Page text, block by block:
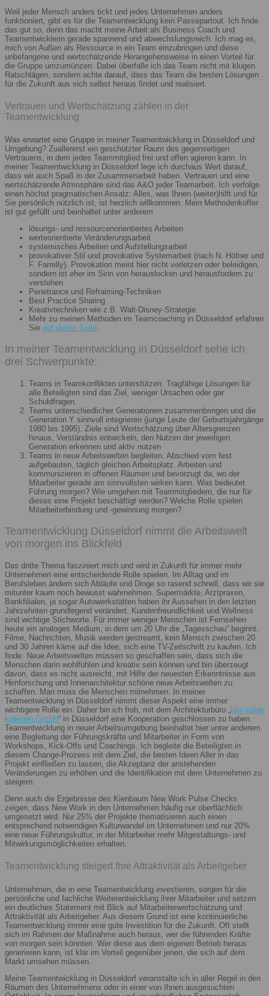
Weil jeder Mensch anders tickt und jedes Unternehmen anders
funktioniert, gibt es für die Teamentwicklung kein Passepartout. Ich finde
das gut so, denn das macht meine Arbeit als Business Coach und
Teamentwicklerin gerade spannend und abwechslungsreich. Ich mag es,
mich von Außen als Ressource in ein Team einzubringen und diese
unbefangene und wertschätzende Herangehensweise in einen Vorteil für
die Gruppe umzumünzen. Dabei überfalle ich das Team nicht mit klugen
Ratschlägen, sondern achte darauf, dass das Team die besten Lösungen
für die Zukunft aus sich selbst heraus findet und realisiert.
Vertrauen und Wertschätzung zählen in der
Teamentwicklung
Was erwartet eine Gruppe in meiner Teamentwicklung in Düsseldorf und
Umgebung? Zuallererst ein geschützter Raum des gegenseitigen
Vertrauens, in dem jedes Teammitglied frei und offen agieren kann. In
meiner Teamentwicklung in Düsseldorf lege ich durchaus Wert darauf,
dass wir auch Spaß in der Zusammenarbeit haben. Vertrauen und eine
wertschätzende Atmosphäre sind das A&O jeder Teamarbeit. Ich verfolge
einen höchst pragmatischen Ansatz: Alles, was Ihnen (weiter)hilft und für
Sie persönlich nützlich ist, ist herzlich willkommen. Mein Methodenkoffer
ist gut gefüllt und beinhaltet unter anderem
lösungs- und ressourcenorientiertes Arbeiten
werteorientierte Veränderungsarbeit
systemisches Arbeiten und Aufstellungsarbeit
provokativer Stil und provokative Systemarbeit (nach N. Höfner und
F. Farrelly). Provokation meint hier nicht verletzen oder beleidigen,
sondern ist eher im Sinn von herauslocken und herausfordern zu
verstehen
Penetrance und Refraiming-Techniken
Best Practice Sharing
Kreativtechniken wie z.B. Walt-Disney-Strategie
Mehr zu meinen Methoden im Teamcoaching in Düsseldorf erfahren
Sie auf dieser Seite.
In meiner Teamentwicklung in Düsseldorf sehe ich
drei Schwerpunkte:
Teams in Teamkonflikten unterstützen. Tragfähige Lösungen für
alle Beteiligten sind das Ziel, weniger Ursachen oder gar
Schuldfragen.
Teams unterschiedlicher Generationen zusammenbringen und die
Generation Y sinnvoll integrieren (junge Leute der Geburtsjahrgänge
1980 bis 1995). Ziele sind Wertschätzung über Altersgrenzen
hinaus, Verständnis entwickeln, den Nutzen der jeweiligen
Generation erkennen und aktiv nutzen
Teams in neue Arbeitswelten begleiten. Abschied vom fest
aufgebauten, täglich gleichen Arbeitsplatz. Arbeiten und
kommunizieren in offenen Räumen und bevorzugt da, wo der
Mitarbeiter gerade am sinnvollsten wirken kann. Was bedeutet
Führung morgen? Wie umgehen mit Teammitgliedern, die nur für
dieses eine Projekt beschäftigt werden? Welche Rolle spielen
Mitarbeiterbindung und -gewinnung morgen?
Teamentwicklung Düsseldorf nimmt die Arbeitswelt
von morgen ins Blickfeld
Das dritte Thema fasziniert mich und wird in Zukunft für immer mehr
Unternehmen eine entscheidende Rolle spielen. Im Alltag und im
Berufsleben ändern sich Abläufe und Dinge so rasend schnell, dass wir sie
mitunter kaum noch bewusst wahrnehmen. Supermärkte, Arztpraxen,
Bankfilialen, ja sogar Autowerkstätten haben ihr Aussehen in den letzten
Jahrzehnten grundlegend verändert. Kundenfreundlichkeit und Wellness
sind wichtige Stichworte. Für immer weniger Menschen ist Fernsehen
heute ein analoges Medium, in dem um 20 Uhr die „Tagesschau“ beginnt.
Filme, Nachrichten, Musik werden gestreamt, kein Mensch zwischen 20
und 30 Jahren käme auf die Idee, sich eine TV-Zeitschrift zu kaufen. Ich
finde: Neue Arbeitswelten müssen so geschaffen sein, dass sich die
Menschen darin wohlfühlen und kreativ sein können und bin überzeugt
davon, dass es nicht ausreicht, mit Hilfe der neuesten Erkenntnisse aus
Hirnforschung und Innenarchitektur schöne neue Arbeitswelten zu
schaffen. Man muss die Menschen mitnehmen. In meiner
Teamentwicklung in Düsseldorf nimmt dieser Aspekt eine immer
wichtigere Rolle ein. Daher bin ich froh, mit dem Architekturbüro „bkp kolde
kollegen GmbH“ in Düsseldorf eine Kooperation geschlossen zu haben.
Teamentwicklung in neuer Arbeitsumgebung beinhaltet hier unter anderem
eine Begleitung der Führungskräfte und Mitarbeiter in Form von
Workshops, Kick-Offs und Coachings. Ich begleite die Beteiligten in
diesem Change-Prozess mit dem Ziel, die besten Ideen Aller in das
Projekt einfließen zu lassen, die Akzeptanz der anstehenden
Veränderungen zu erhöhen und die Identifikation mit dem Unternehmen zu
steigern.
Denn auch die Ergebnisse des Kienbaum New Work Pulse Checks
zeigen, dass New Work in den Unternehmen häufig nur oberflächlich
umgesetzt wird. Nur 25% der Projekte thematisieren auch einen
entsprechend notwendigen Kulturwandel im Unternehmen und nur 20%
eine neue Führungskultur, in der Mitarbeiter mehr Mitgestaltungs- und
Mitwirkungsmöglichkeiten erhalten.
Teamentwicklung steigert Ihre Attraktivität als Arbeitgeber
Unternehmen, die in eine Teamentwicklung investieren, sorgen für die
persönliche und fachliche Weiterentwicklung ihrer Mitarbeiter und setzen
ein deutliches Statement mit Blick auf Mitarbeiterwertschätzung und
Attraktivität als Arbeitgeber. Aus diesem Grund ist eine kontinuierliche
Teamentwicklung immer eine gute Investition für die Zukunft. Oft stellt
sich im Rahmen der Maßnahme auch heraus, wer die führenden Kräfte
von morgen sein könnten. Wer diese aus dem eigenen Betrieb heraus
generieren kann, ist klar im Vorteil gegenüber jenen, die sich auf dem
Markt umsehen müssen.
Meine Teamentwicklung in Düsseldorf veranstalte ich in aller Regel in den
Räumen des Unternehmens oder in einer von Ihnen ausgesuchten